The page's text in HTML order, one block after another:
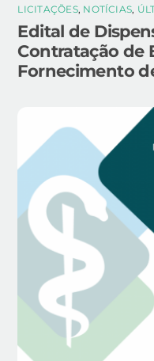
LICITAÇÕES, NOTÍCIAS,
Edital de
Contratação de
Fornecimento